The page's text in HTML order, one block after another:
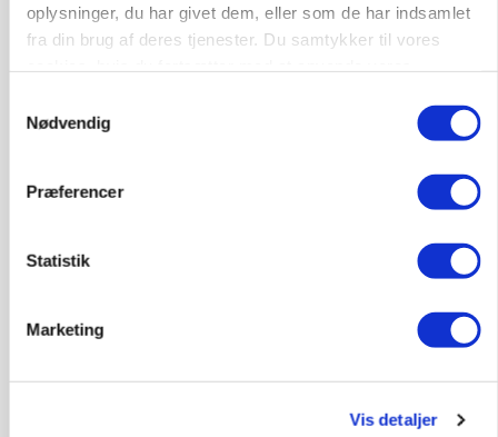
oplysninger, du har givet dem, eller som de har indsamlet
fra din brug af deres tjenester. Du samtykker til vores
Nødvendig
Præferencer
Statistik
Marketing
Vis detaljer
PLANTER